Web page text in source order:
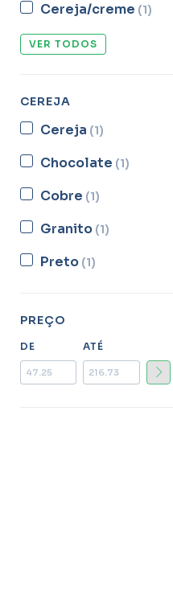
Cereja/creme (1)
VER TODOS
CEREJA
Cereja (1)
Chocolate (1)
Cobre (1)
Granito (1)
Preto (1)
PREÇO
DE ATÉ